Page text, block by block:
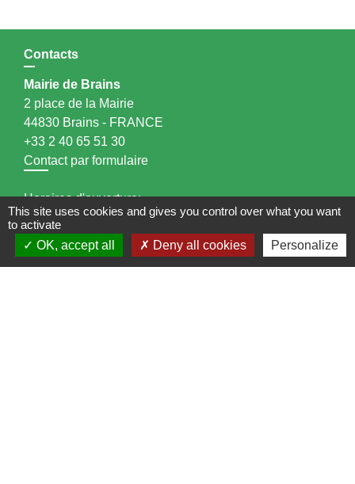
Contacts
Mairie de Brains
2 place de la Mairie
44830 Brains - FRANCE
+33 2 40 65 51 30
Contact par formulaire
Horaires d'ouverture:
Lundi : 14h - 17h
Mardi : 8h30 - 13h / 14h - 17h
Mercredi : 8h30 - 13h
This site uses cookies and gives you control over what you want
to activate
OK, accept all
Deny all cookies Personalize